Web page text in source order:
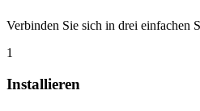
Verbinden Sie sich in drei einfachen
1
Installieren